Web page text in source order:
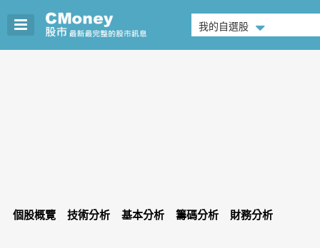
我的自選股
個股概覽 技術分析 基本分析 籌碼分析 財務分析